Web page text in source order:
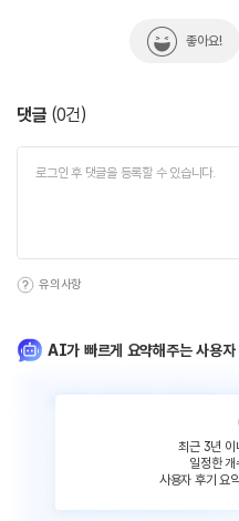
좋아요!
댓글 (0건)
유의사항
AI가 빠르게 요약해주는 사용자
최근 3년 이
일정한
사용자 후기 요